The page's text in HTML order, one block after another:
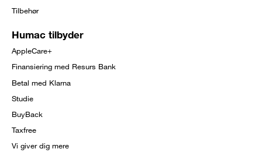
Tilbehør
Humac tilbyder
AppleCare+
Finansiering med Resurs Bank
Betal med Klarna
Studie
BuyBack
Taxfree
Vi giver dig mere